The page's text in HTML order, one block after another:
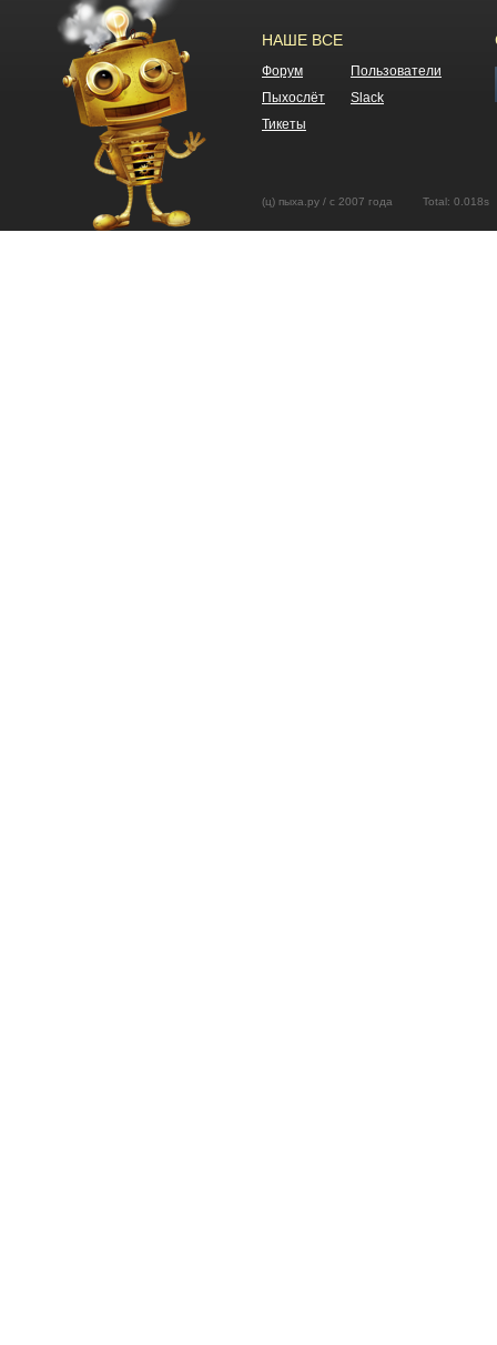
НАШЕ ВСЕ
Форум
Пользователи
Пыхослёт
Slack
Тикеты
(ц) пыха.ру / с 2007 года Total: